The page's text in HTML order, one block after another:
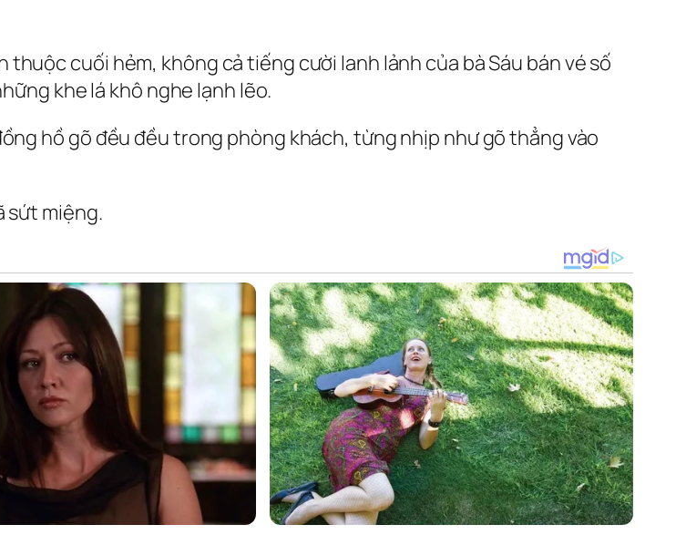
cuối hẻm, không cả tiếng cười lanh lảnh của bà Sáu bán vé số
khe lá khô nghe lạnh lẽo.
hồ gõ đều đều trong phòng khách, từng nhịp như gõ thẳng vào
sứt miệng.